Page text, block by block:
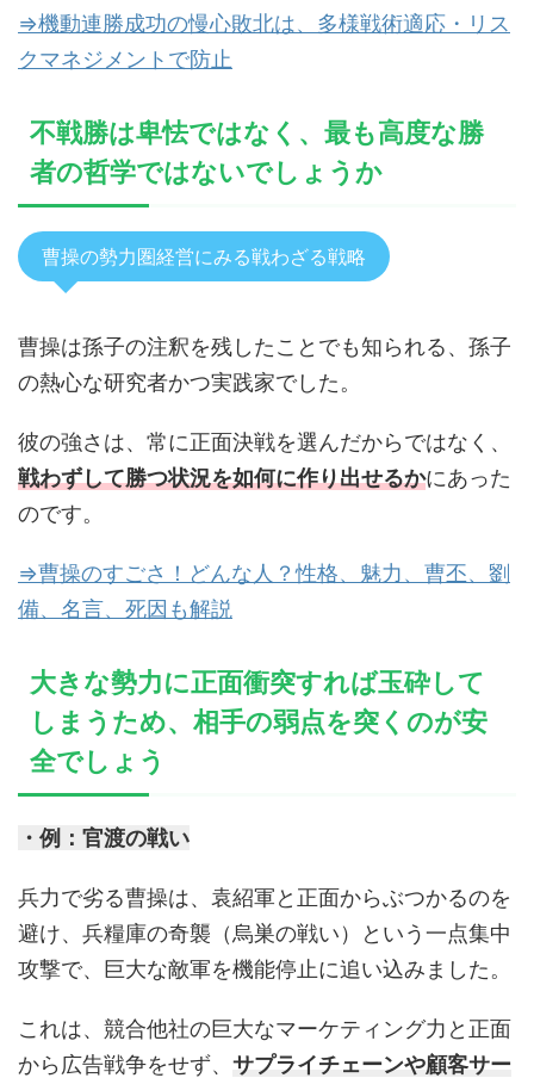
⇒機動連勝成功の慢心敗北は、多様戦術適応・リス
クマネジメントで防止
不戦勝は卑怯ではなく、最も高度な勝
者の哲学ではないでしょうか
曹操の勢力圏経営にみる戦わざる戦略
曹操は孫子の注釈を残したことでも知られる、孫子
の熱心な研究者かつ実践家でした。
彼の強さは、常に正面決戦を選んだからではなく、
戦わずして勝つ状況を如何に作り出せるかにあった
のです。
⇒曹操のすごさ！どんな人？性格、魅力、曹丕、劉
備、名言、死因も解説
大きな勢力に正面衝突すれば玉砕して
しまうため、相手の弱点を突くのが安
全でしょう
・例：官渡の戦い
兵力で劣る曹操は、袁紹軍と正面からぶつかるのを
避け、兵糧庫の奇襲（烏巣の戦い）という一点集中
攻撃で、巨大な敵軍を機能停止に追い込みました。
これは、競合他社の巨大なマーケティング力と正面
から広告戦争をせず、 サプライチェーンや顧客サー